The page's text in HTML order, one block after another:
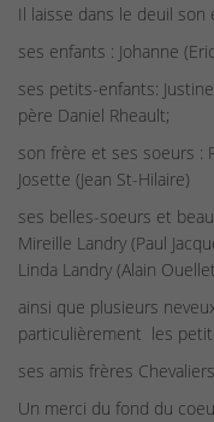
Il laisse dans le deuil son
ses enfants : Johanne
ses petits-enfants:
père Daniel Rheault;
son frère et ses soeurs :
Josette (Jean St-Hilaire)
ses belles-soeurs et
Mireille Landry (Paul
Linda Landry (Alain
ainsi que plusieurs
particulièrement les
ses amis frères
Un merci du fond du